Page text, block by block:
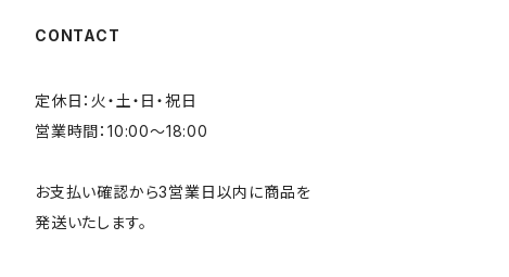
CONTACT
定休日：火・土・日・祝日
営業時間：10:00～18:00
お支払い確認から3営業日以内に商品を
発送いたします。